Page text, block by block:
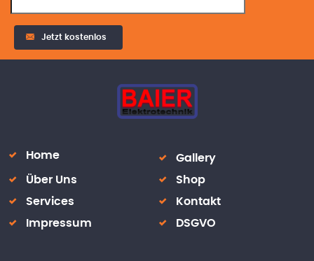
Jetzt kostenlos
Home
Gallery
Über Uns
Shop
Services
Kontakt
Impressum
DSGVO